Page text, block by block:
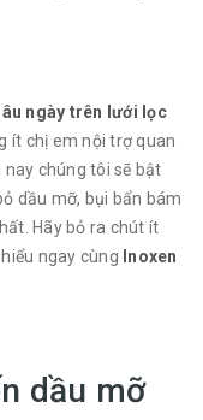
ngày trên lưới lọc
ít chị em nội trợ quan
chúng tôi sẽ bật
dầu mỡ, bụi bẩn bám
Hãy bỏ ra chút ít
ngay cùng Inoxen
dầu mỡ